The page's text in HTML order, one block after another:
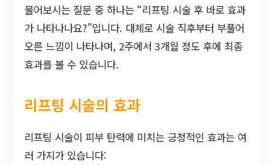
물어보시는 질문 중 하나는 “리프팅 시술 후 바로 효과
가 나타나나요?”입니다. 대체로 시술 직후부터 부풀어
오른 느낌이 나타나며, 2주에서 3개월 정도 후에 최종
효과를 볼 수 있습니다.
리프팅 시술의 효과
리프팅 시술이 피부 탄력에 미치는 긍정적인 효과는 여
러 가지가 있습니다: